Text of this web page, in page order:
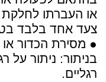
או העברתו לחלקת
צעד אחד בלבד
● מסירת הכדור
בניתור: ניתור על
רגליים.